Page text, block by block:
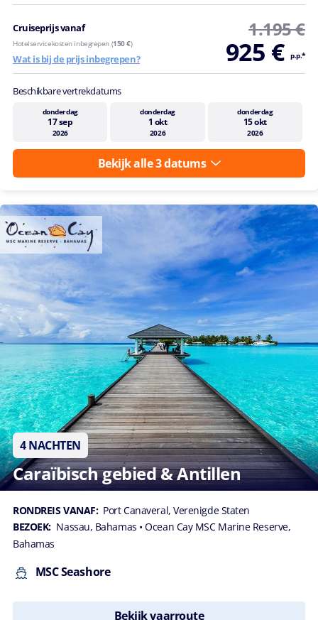
Cruiseprijs vanaf 1.195 €
925 € p.p.*
Hotelservicekosten inbegrepen (150 €)
Wat is bij de prijs inbegrepen?
Beschikbare vertrekdatums
donderdag
17 sep
2026
donderdag
1 okt
2026
donderdag
15 okt
2026
Bekijk alle 3 datums
4 NACHTEN
Caraïbisch gebied & Antillen
RONDREIS VANAF: Port Canaveral, Verenigde Staten
BEZOEK: Nassau, Bahamas • Ocean Cay MSC Marine Reserve,
Bahamas
MSC Seashore
Bekijk vaarroute